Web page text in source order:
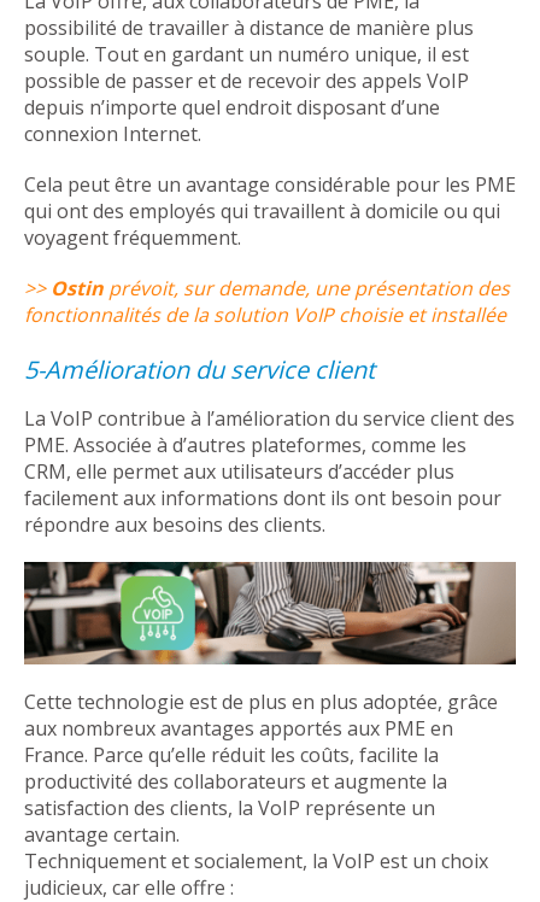
possibilité de travailler à distance de manière plus
souple. Tout en gardant un numéro unique, il est
possible de passer et de recevoir des appels VoIP
depuis n’importe quel endroit disposant d’une
connexion Internet.
Cela peut être un avantage considérable pour les PME
qui ont des employés qui travaillent à domicile ou qui
voyagent fréquemment.
>> Ostin prévoit, sur demande, une présentation des
fonctionnalités de la solution VoIP choisie et installée
5-Amélioration du service client
La VoIP contribue à l’amélioration du service client des
PME. Associée à d’autres plateformes, comme les
CRM, elle permet aux utilisateurs d’accéder plus
facilement aux informations dont ils ont besoin pour
répondre aux besoins des clients.
Cette technologie est de plus en plus adoptée, grâce
aux nombreux avantages apportés aux PME en
France. Parce qu’elle réduit les coûts, facilite la
productivité des collaborateurs et augmente la
satisfaction des clients, la VoIP représente un
avantage certain.
Techniquement et socialement, la VoIP est un choix
judicieux, car elle offre :